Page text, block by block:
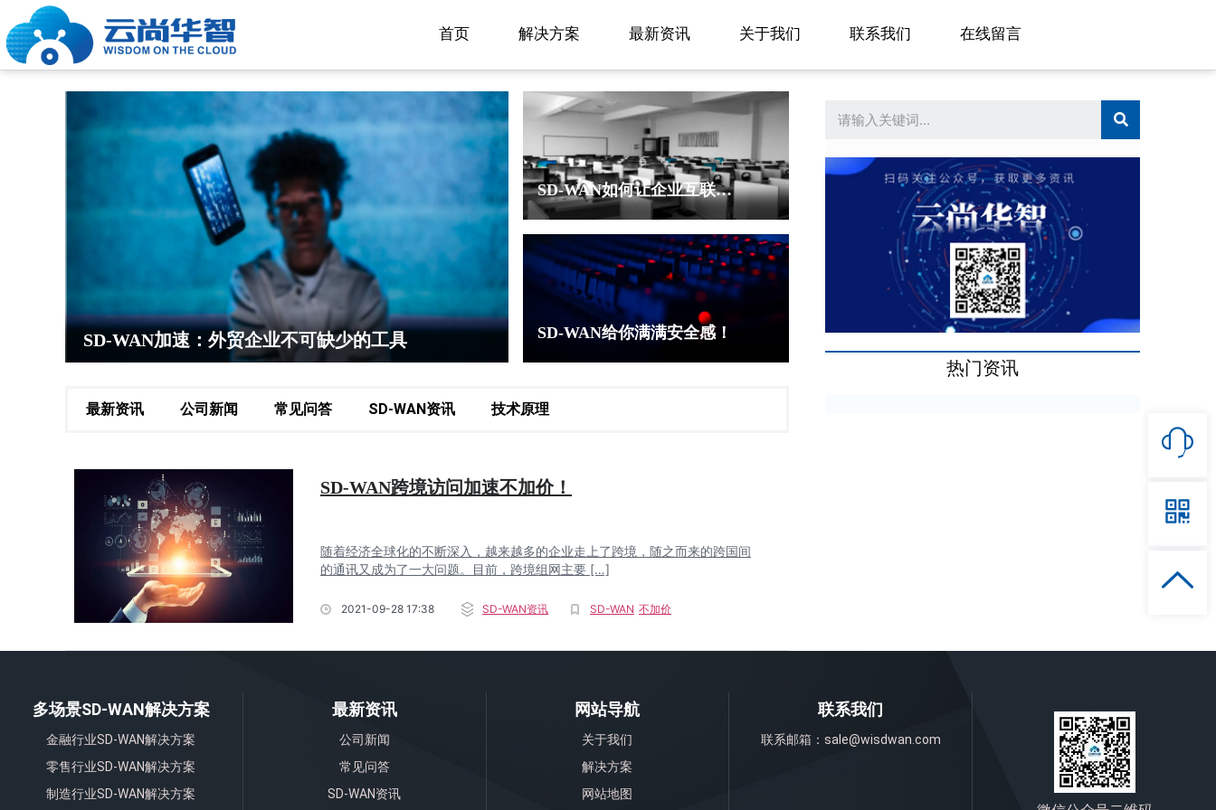
首页 解决方案 最新资讯 关于我们 联系我们 在线留言
SD-WAN加速：外贸企业不可缺少的工具 sd-wan产品的优势有哪些？ 想要轻松实现跨国加速？SD-
SD-WAN如何让企业互联网加速？
SD-WAN给你满满安全感！
最新资讯 公司新闻 常见问答 SD-WAN资讯 技术原理
SD-WAN跨境访问加速不加价！
随着经济全球化的不断深入，越来越多的企业走上了跨境，随之而来的跨国间
的通讯又成为了一大问题。目前，跨境组网主要 […]
2021-09-28 17:38 SD-WAN资讯 SD-WAN 不加价
热门资讯
多场景SD-WAN解决方案
金融行业SD-WAN解决方案
零售行业SD-WAN解决方案
制造行业SD-WAN解决方案
最新资讯
公司新闻
常见问答
SD-WAN资讯
网站导航
关于我们
解决方案
网站地图
联系我们
联系邮箱： sale@wisdwan.com